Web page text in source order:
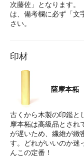
次藤佐」となります。
は、備考欄に必ず「文
さい。
印材
薩摩本柘
古くから木製の印鑑と
摩本柘は高級品とされ
が遅いため、繊維が緻
す。どれがいいのか迷
んこの定番！